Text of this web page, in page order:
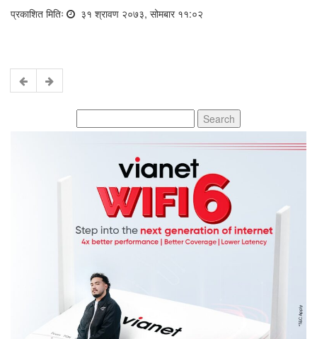
प्रकाशित मितिः ३१ श्रावण २०७३, सोमबार ११:०२
for: